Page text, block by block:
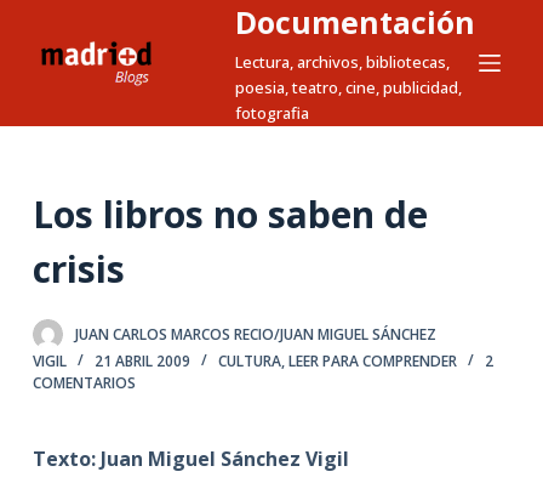
t
n
Documentación
Lectura, archivos, bibliotecas,
poesia, teatro, cine, publicidad,
fotografia
Los libros no saben de
crisis
JUAN CARLOS MARCOS RECIO/JUAN MIGUEL SÁNCHEZ
VIGIL
21 ABRIL 2009 CULTURA,LEER PARA COMPRENDER
2
COMENTARIOS
Texto: Juan Miguel Sánchez Vigil